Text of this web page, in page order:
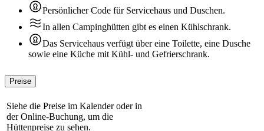
Persönlicher Code für Servicehaus und Duschen.
In allen Campinghütten gibt es einen Kühlschrank.
Das Servicehaus verfügt über eine Toilette, eine Dusche
sowie eine Küche mit Kühl- und Gefrierschrank.
Preise
Siehe die Preise im Kalender oder in
der Online-Buchung, um die
Hüttenpreise zu sehen.